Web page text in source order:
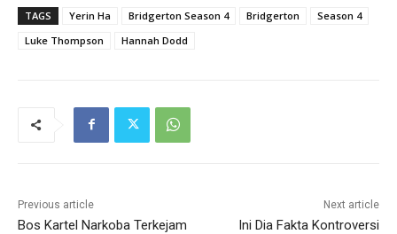
TAGS Yerin Ha Bridgerton Season 4 Bridgerton
Season 4
Luke Thompson
Hannah Dodd
Previous article
Bos Kartel Narkoba Terkejam
Next article
Ini Dia Fakta Kontroversi